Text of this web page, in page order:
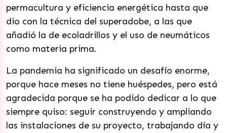
permacultura y eficiencia energética hasta que
dio con la técnica del superadobe, a las que
añadió la de ecoladrillos y el uso de neumáticos
como materia prima.
La pandemia ha significado un desafío enorme,
porque hace meses no tiene huéspedes, pero está
agradecida porque se ha podido dedicar a lo que
siempre quiso: seguir construyendo y ampliando
las instalaciones de su proyecto, trabajando día y